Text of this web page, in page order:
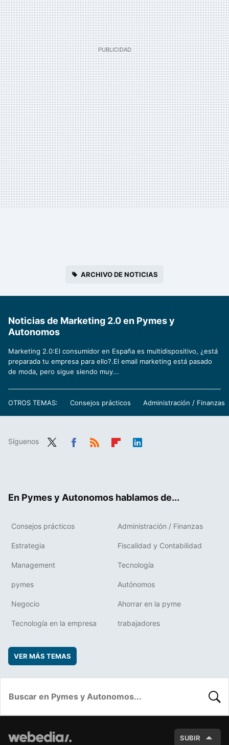
ARCHIVO DE NOTICIAS
Noticias de Marketing 2.0 en Pymes y
Autonomos
Marketing 2.0:El consumidor en España es multidispositivo, ¿está
preparada tu empresa para ello?.El email marketing está pasado
de moda, pero sigue siendo muy...
OTROS TEMAS: Consejos prácticos Administración / Finanzas
Síguenos
En Pymes y Autonomos hablamos de...
Consejos prácticos Administración / Finanzas
Estrategia Fiscalidad y Contabilidad
Management Tecnología
pymes Autónomos
Negocio Ahorrar en la pyme
Tecnología en la empresa trabajadores
VER MÁS TEMAS
SUBIR